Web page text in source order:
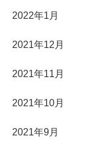
2022年1月
2021年12月
2021年11月
2021年10月
2021年9月